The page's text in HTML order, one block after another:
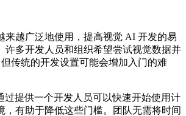
来越广泛地使用，提高视觉 AI 开发的易
许多开发人员和组织希望尝试视觉数据并
传统的开发设置可能会增加入门的难
过提供一个开发人员可以快速开始使用计
，有助于降低这些门槛。团队无需将时间